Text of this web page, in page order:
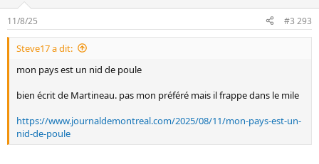
o
n
11/8/25 #3 293
Steve17 a dit:
mon pays est un nid de poule
bien écrit de Martineau. pas mon préféré mais il frappe dans le mile
https://www.journaldemontreal.com/2025/08/11/mon-pays-est-un-
nid-de-poule